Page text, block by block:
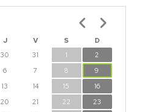
J V S
D
30 31 1
2
6 7 8
9
13 14 15
16
20 21 22
23
Paginación